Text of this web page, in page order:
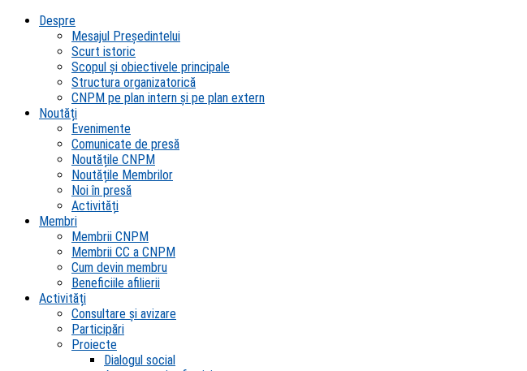
Despre
Mesajul Președintelui
Scurt istoric
Scopul şi obiectivele principale
Structura organizatorică
CNPM pe plan intern şi pe plan extern
Noutăți
Evenimente
Comunicate de presă
Noutățile CNPM
Noutățile Membrilor
Noi în presă
Activități
Membri
Membrii CNPM
Membrii CC a CNPM
Cum devin membru
Beneficiile afilierii
Activități
Consultare și avizare
Participări
Proiecte
Dialogul social